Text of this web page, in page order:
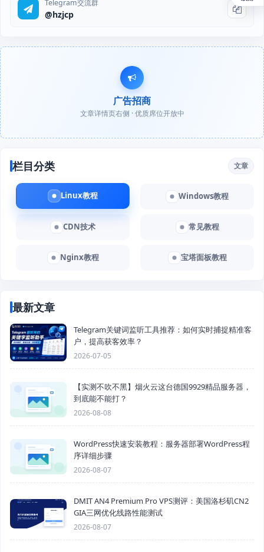
Telegram交流群
@hzjcp
广告招商
文章详情页右侧 · 优质席位开放中
栏目分类 文章
Linux教程 Windows教程
CDN技术 常见教程
Nginx教程 宝塔面板教程
最新文章
Telegram关键词监听工具推荐：如何实时捕捉精准客
户，提高获客效率？
2026-07-05
【实测不吹不黑】烟火云这台德国9929精品服务器，
到底能不能打？
2026-08-08
WordPress快速安装教程：服务器部署WordPress程
序详细步骤
2026-08-07
DMIT AN4 Premium Pro VPS测评：美国洛杉矶CN2
GIA三网优化线路性能测试
2026-08-07